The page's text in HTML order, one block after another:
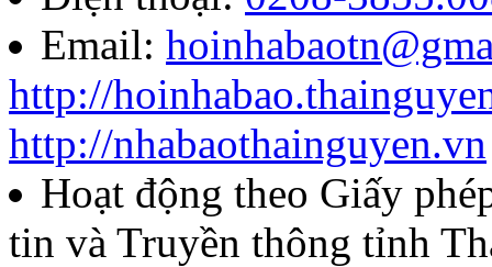
Email:
http://
http://nhabaothainguyen.vn
Hoạt động theo Giấy
tin và Truyền thông tỉnh